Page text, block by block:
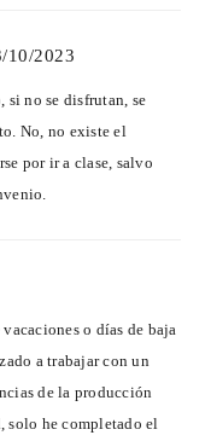
10/2023
si no se disfrutan, se
No, no existe el
por ir a clase, salvo
o días de baja
a trabajar con un
de la producción
solo he completado el